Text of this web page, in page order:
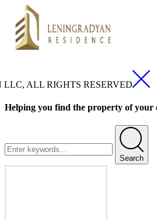
LLC, ALL RIGHTS RESERVED
Helping you find the property of your
Search